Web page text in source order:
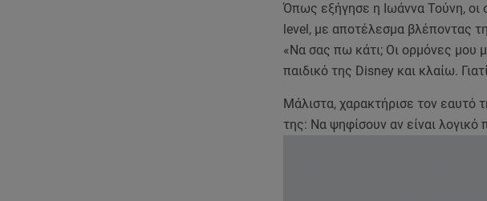
Όπως εξήγησε η Ιωάννα Τούνη,
level, με αποτέλεσμα βλέποντας
«Να σας πω κάτι; Οι ορμόνες μου
παιδικό της Disney και κλαίω.
Μάλιστα, χαρακτήρισε τον εαυτό
της: Να ψηφίσουν αν είναι λογικό